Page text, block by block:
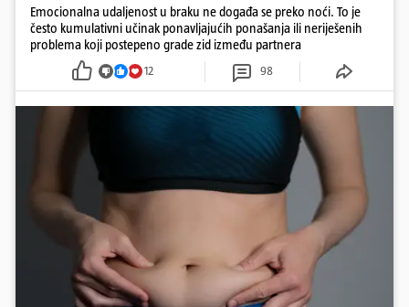
Emocionalna udaljenost u braku ne događa se preko noći. To je
često kumulativni učinak ponavljajućih ponašanja ili neriješenih
problema koji postepeno grade zid između partnera
12 98